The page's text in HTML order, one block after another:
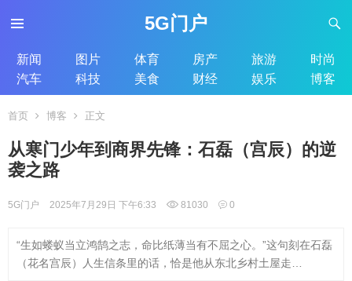
5G门户
新闻 图片 体育 房产 旅游
时尚
汽车
科技 美食 财经 娱乐 博客
首页 博客 正文
从寒门少年到商界先锋：石磊（宫辰）的逆
袭之路
5G门户 2025年7月29日 下午6:33 81030 0
“生如蝼蚁当立鸿鹄之志，命比纸薄当有不屈之心。”这句刻在石磊
（花名宫辰）人生信条里的话，恰是他从东北乡村土屋走…